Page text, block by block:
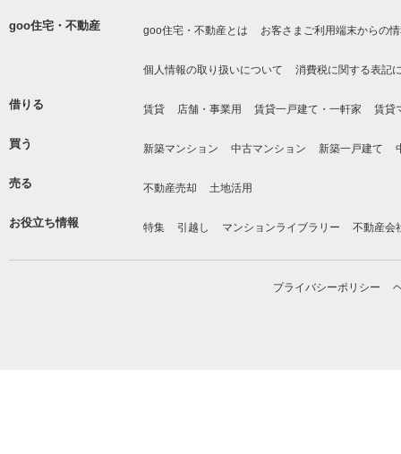
goo住宅・不動産 goo住宅・不動産とは お客さまご利用端末からの
個人情報の取り扱いについて 消費税に関する表記
借りる 賃貸 店舗・事業用 賃貸一戸建て・一軒家 賃貸
買う 新築マンション 中古マンション 新築一戸建て
売る 不動産売却 土地活用
お役立ち情報 特集 引越し マンションライブラリー 不動産会
プライバシーポリシー